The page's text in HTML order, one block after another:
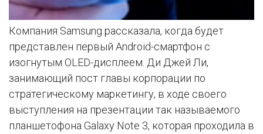
Компания Samsung рассказала, когда будет
представлен первый Android-смартфон с
изогнутым OLED-дисплеем. Ди Джей Ли,
занимающий пост главы корпорации по
стратегическому маркетингу, в ходе своего
выступления на презентации так называемого
планшетофона Galaxy Note 3, которая проходила в